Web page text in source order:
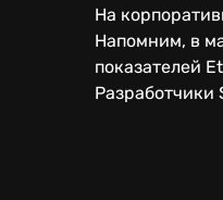
На
Напомним, в
показателей